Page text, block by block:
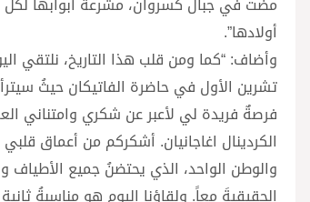
أولادها”.
تشرين الأول في حاضرة الفاتيكان حيثُ
فرصةٌ فريدة لي لأعبر عن شكري وامتناني
الكردينال اغاجانيان. أشكركم من أعماق
والوطن الواحد، الذي يحتضنُ جميع
الحقيقيةَ معاً. ولقاؤنا اليوم هو مناسبةُ